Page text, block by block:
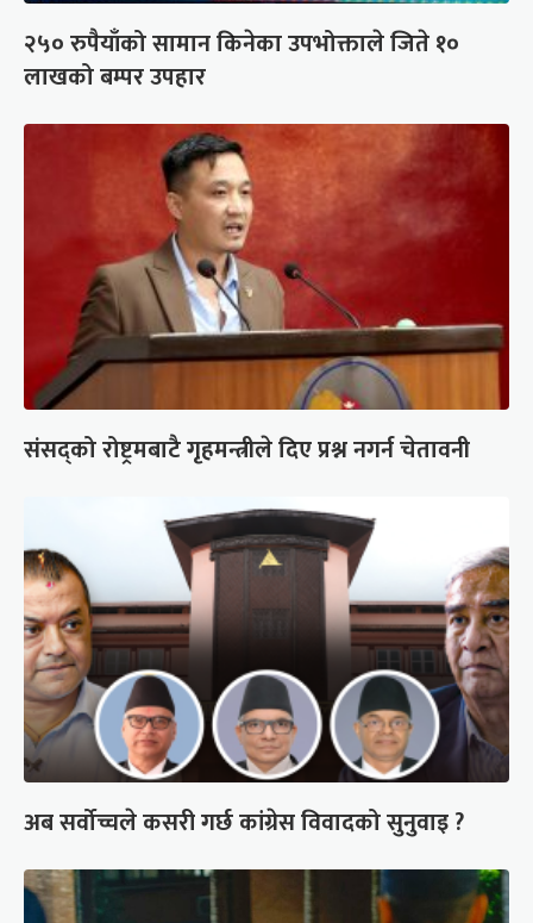
२५० रुपैयाँको सामान किनेका उपभोक्ताले जिते १०
लाखको बम्पर उपहार
संसद्को रोष्ट्रमबाटै गृहमन्त्रीले दिए प्रश्न नगर्न चेतावनी
अब सर्वोच्चले कसरी गर्छ कांग्रेस विवादको सुनुवाइ ?